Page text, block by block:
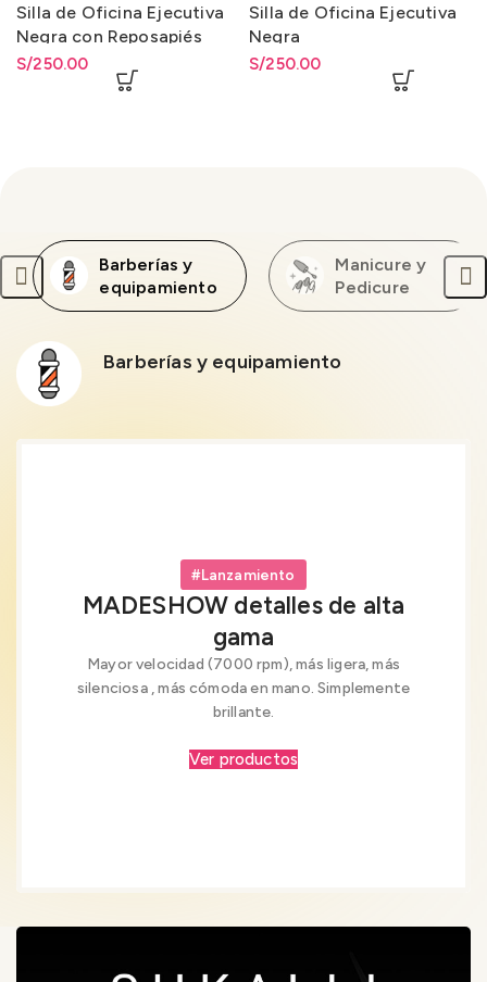
Silla de Oficina Ejecutiva
Negra con Reposapiés
Extraíble
S/250.00
Silla de Oficina Ejecutiva
Negra
S/250.00
Barberías y
equipamiento
Manicure y
Pedicure
Barberías y equipamiento
#Lanzamiento
MADESHOW detalles de alta
gama
Mayor velocidad (7000 rpm), más ligera, más
silenciosa , más cómoda en mano. Simplemente
brillante.
Ver productos